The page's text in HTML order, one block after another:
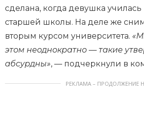
сделана, когда девушка
старшей школы. На деле же
вторым курсом университета.
этом неоднократно — такие
абсурдны», — подчеркнули в
РЕКЛАМА – ПРОДОЛЖЕНИЕ